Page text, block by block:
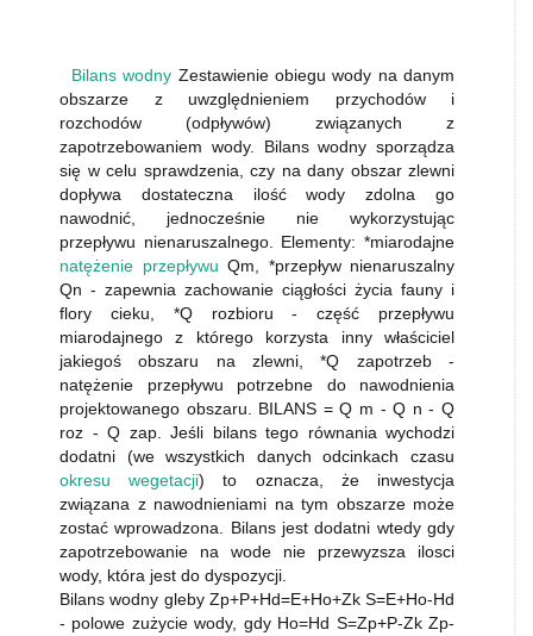
Bilans wodny Zestawienie obiegu wody na danym
obszarze z uwzględnieniem przychodów i
rozchodów (odpływów) związanych z
zapotrzebowaniem wody. Bilans wodny sporządza
się w celu sprawdzenia, czy na dany obszar zlewni
dopływa dostateczna ilość wody zdolna go
nawodnić, jednocześnie nie wykorzystując
przepływu nienaruszalnego. Elementy: *miarodajne
natężenie przepływu Qm, *przepływ nienaruszalny
Qn - zapewnia zachowanie ciągłości życia fauny i
flory cieku, *Q rozbioru - część przepływu
miarodajnego z którego korzysta inny właściciel
jakiegoś obszaru na zlewni, *Q zapotrzeb -
natężenie przepływu potrzebne do nawodnienia
projektowanego obszaru. BILANS = Q m - Q n - Q
roz - Q zap. Jeśli bilans tego równania wychodzi
dodatni (we wszystkich danych odcinkach czasu
okresu wegetacji) to oznacza, że inwestycja
związana z nawodnieniami na tym obszarze może
zostać wprowadzona. Bilans jest dodatni wtedy gdy
zapotrzebowanie na wode nie przewyzsza ilosci
wody, która jest do dyspozycji.
Bilans wodny gleby Zp+P+Hd=E+Ho+Zk S=E+Ho-Hd
- polowe zużycie wody, gdy Ho=Hd S=Zp+P-Zk Zp-